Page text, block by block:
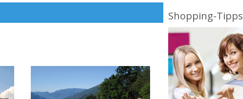
Shopping-Tipps